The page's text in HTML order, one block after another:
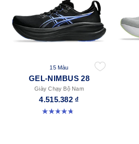
15 Màu
GEL-NIMBUS 28
Giày Chạy Bộ Nam
4.515.382 ₫
4.7 trong số 5 sao. 280 đánh giá